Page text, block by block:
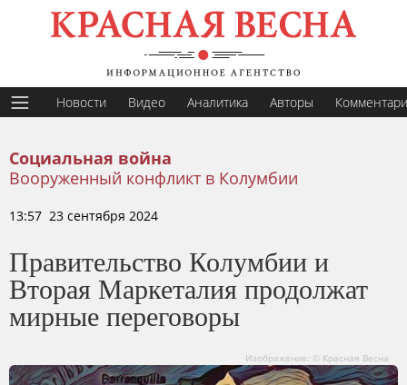
Новости Видео Аналитика Авторы
Социальная война
Вооруженный конфликт в Колумбии
13:57 23 сентября 2024
Правительство Колумбии и
Вторая Маркеталия продолжат
мирные переговоры
Изображение: © Красная Весна